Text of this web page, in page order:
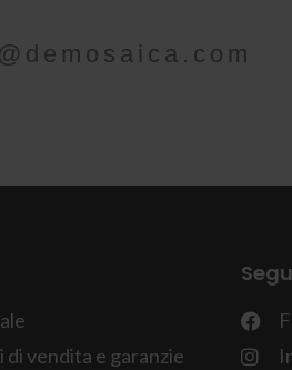
di vendita e garanzie